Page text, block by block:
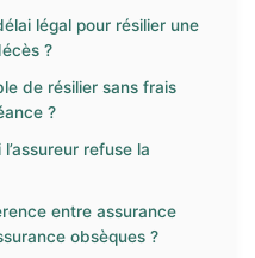
légal pour résilier une
?
de résilier sans frais
?
refuse la
entre assurance
obsèques ?